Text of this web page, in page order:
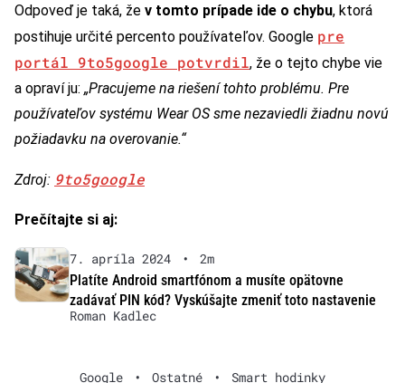
Odpoveď je taká, že v tomto prípade ide o chybu, ktorá
postihuje určité percento používateľov. Google pre
portál 9to5google potvrdil, že o tejto chybe vie
a opraví ju: „Pracujeme na riešení tohto problému. Pre
používateľov systému Wear OS sme nezaviedli žiadnu novú
požiadavku na overovanie.“
Zdroj: 9to5google
Prečítajte si aj:
7. apríla 2024 •
2m
Platíte Android smartfónom a musíte opätovne
zadávať PIN kód? Vyskúšajte zmeniť toto nastavenie
Roman Kadlec
Google • Ostatné • Smart hodinky